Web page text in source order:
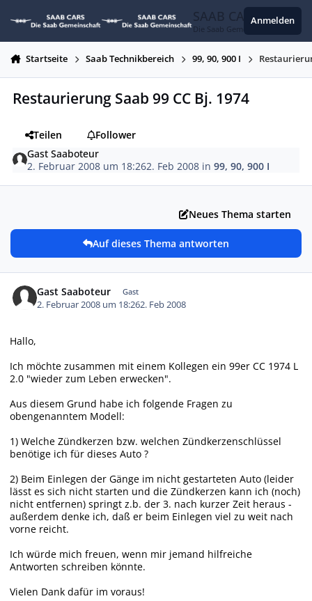
SAAB CARS
Die Saab Gemeinschaft
Anmelden
Startseite Saab Technikbereich 99, 90, 900 I
Restaurierung Saab 99 CC Bj. 1974
Teilen
Follower
Gast Saaboteur
2. Februar 2008 um 18:262. Feb 2008 in99, 90, 900 I
Neues Thema starten
Auf dieses Thema antworten
Gast Saaboteur Gast
2. Februar 2008 um 18:262. Feb 2008
Hallo,
Ich möchte zusammen mit einem Kollegen ein 99er CC 1974 L
2.0 "wieder zum Leben erwecken".
Aus diesem Grund habe ich folgende Fragen zu
obengenanntem Modell:
1) Welche Zündkerzen bzw. welchen Zündkerzenschlüssel
benötige ich für dieses Auto ?
2) Beim Einlegen der Gänge im nicht gestarteten Auto (leider
lässt es sich nicht starten und die Zündkerzen kann ich (noch)
nicht entfernen) springt z.b. der 3. nach kurzer Zeit heraus -
außerdem denke ich, daß er beim Einlegen viel zu weit nach
vorne reicht.
Ich würde mich freuen, wenn mir jemand hilfreiche
Antworten schreiben könnte.
Vielen Dank dafür im voraus!